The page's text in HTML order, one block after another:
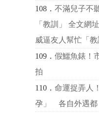
108．不滿兒子不
「教訓」 全文網
威逼友人幫忙「教
109．假鱷魚錶！
拍
110．命運捉弄人
孕」 各自外遇都